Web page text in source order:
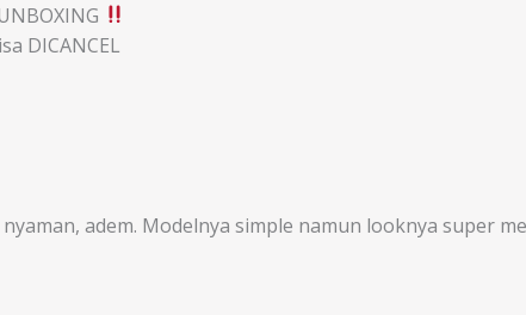
DICANCEL
adem. Modelnya simple namun looknya super